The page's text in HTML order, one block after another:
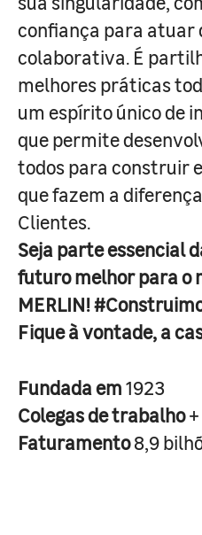
confiança para atuar
colaborativa. É
melhores práticas
um espírito único de
que permite
todos para construir
que fazem a
Clientes.
Seja parte essencial
futuro melhor para o
MERLIN!
Fique à vontade, a
Fundada em1923
Colegas de trabalho
Faturamento8,9